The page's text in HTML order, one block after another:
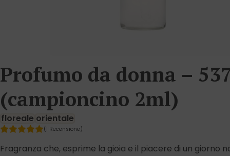
Profumo da donna –
(campioncino 2ml)
floreale orientale
(1 Recensione)
Fragranza che, esprime la gioia e il piacere di un giorno